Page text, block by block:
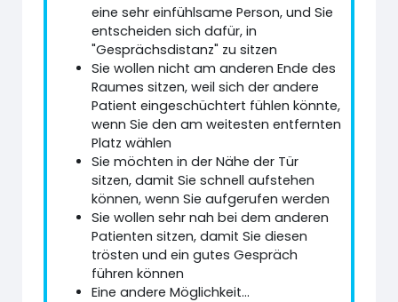
eine sehr einfühlsame Person, und Sie
entscheiden sich dafür, in
"Gesprächsdistanz" zu sitzen
Sie wollen nicht am anderen Ende des
Raumes sitzen, weil sich der andere
Patient eingeschüchtert fühlen könnte,
wenn Sie den am weitesten entfernten
Platz wählen
Sie möchten in der Nähe der Tür
sitzen, damit Sie schnell aufstehen
können, wenn Sie aufgerufen werden
Sie wollen sehr nah bei dem anderen
Patienten sitzen, damit Sie diesen
trösten und ein gutes Gespräch
führen können
Eine andere Möglichkeit...